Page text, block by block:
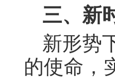
三、新
新形势
的使命，